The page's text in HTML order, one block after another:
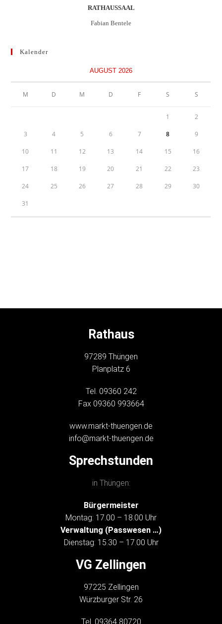
RATHAUSSAAL
Fabian Bentele
Kalender
AUGUST 2026
M D M D F S S
1 2
3 4 5 6 7 8 9
10 11 12 13 14 15 16
17 18 19 20 21 22 23
24 25 26 27 28 29 30
31
Rathaus
97289 Thüngen
Planplatz 6
Tel. 09360 242
Fax 09360 993664
www.markt-thuengen.de
info@markt-thuengen.de
Sprechstunden
in Thüngen:
Bürgermeister
Montag: 17.00 – 18.00 Uhr
Verwaltung (Passwesen …)
Dienstag: 15.30 – 17.00 Uhr
VG Zellingen
97225 Zellingen
Würzburger Str. 26
Tel. 09364 80720